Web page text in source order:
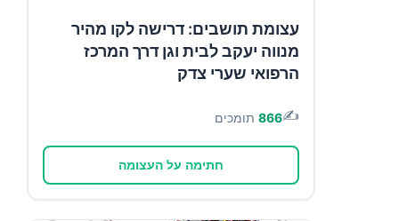
עצומת תושבים: דרישה לקו מהיר
מנווה יעקב לבית וגן דרך המרכז
הרפואי שערי צדק
✍️
866 תומכים
חתימה על העצומה